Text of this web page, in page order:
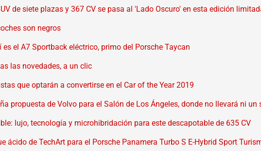
de siete plazas y 367 CV se pasa al 'Lado Oscuro' en esta edición
son negros
es el A7 Sportback eléctrico, primo del Porsche Taycan
las novedades, a un clic
que optarán a convertirse en el Car of the Year 2019
propuesta de Volvo para el Salón de Los Ángeles, donde no llevará ni un
lujo, tecnología y microhibridación para este descapotable de 635 CV
ácido de TechArt para el Porsche Panamera Turbo S E-Hybrid Sport